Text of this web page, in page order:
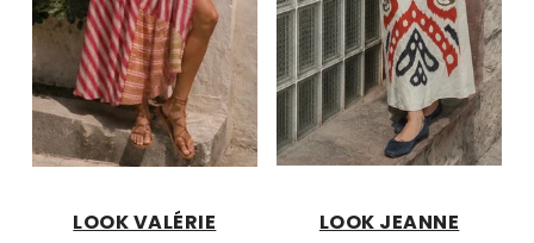
LOOK VALÉRIE LOOK JEANNE